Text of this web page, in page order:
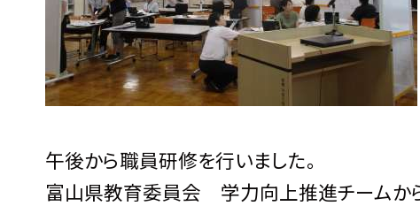
午後から職員研修を行いました。
富山県教育委員会 学力向上推進チームか